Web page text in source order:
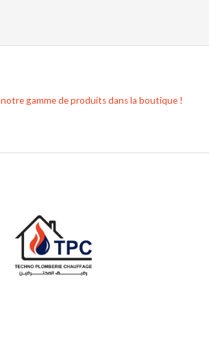
gamme de produits dans la boutique !